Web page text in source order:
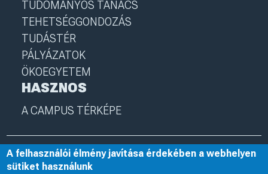
TUDOMÁNYOS TANÁCS
TEHETSÉGGONDOZÁS
TUDÁSTÉR
PÁLYÁZATOK
ÖKOEGYETEM
HASZNOS
A CAMPUS TÉRKÉPE
© 2025 Nyíregyházi Egyetem I nye.hu I Minden jog fenntartva
A felhasználói élmény javítása érdekében a webhelyen
sütiket használunk